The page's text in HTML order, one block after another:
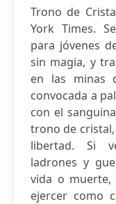
Trono de
York Times.
para jóvenes
sin magia, y
en las minas
convocada a
con el
trono de
libertad. Si
ladrones y
vida o muerte,
ejercer como